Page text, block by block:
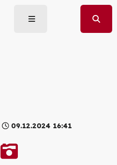
09.12.2024 16:41
Galerie